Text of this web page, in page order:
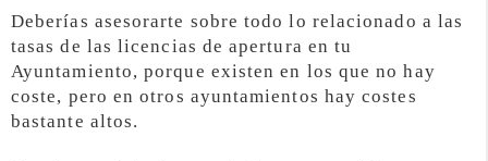
Deberías asesorarte sobre todo lo relacionado a las
tasas de las licencias de apertura en tu
Ayuntamiento, porque existen en los que no hay
coste, pero en otros ayuntamientos hay costes
bastante altos.